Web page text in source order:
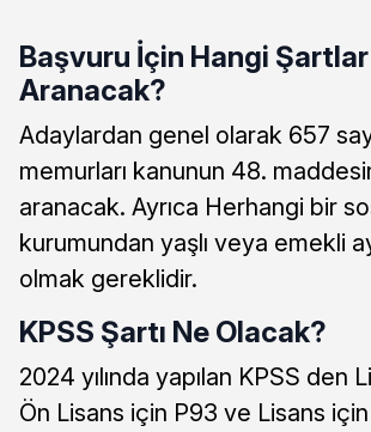
Başvuru İçin Hangi Şartlar
Aranacak?
Adaylardan genel olarak 657
memurları kanunun 48.
aranacak. Ayrıca Herhangi bir
kurumundan yaşlı veya emekli
olmak gereklidir.
KPSS Şartı Ne Olacak?
2024 yılında yapılan KPSS den
Ön Lisans için P93 ve Lisans